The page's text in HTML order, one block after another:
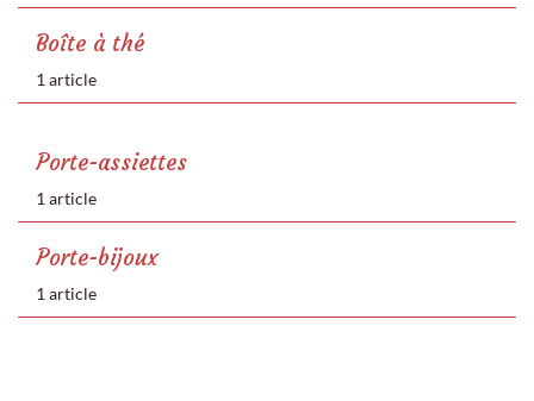
Boîte à thé
1 article
Porte-assiettes
1 article
Porte-bijoux
1 article